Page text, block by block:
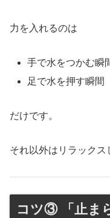
力を入れるのは
手で水をつかむ瞬
足で水を押す瞬間
だけです。
それ以外はリラックス
コツ③ 「止ま